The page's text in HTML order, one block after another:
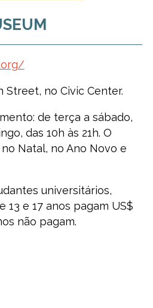
Street, no Civic Center.
de terça a sábado,
das 10h às 21h. O
Natal, no Ano Novo e
universitários,
13 e 17 anos pagam US$
não pagam.